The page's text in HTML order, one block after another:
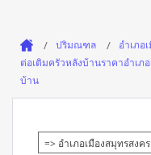
ปริมณฑล
อำเภอ
ต่อเติมครัวหลังบ้านราคาอำเภ
บ้าน